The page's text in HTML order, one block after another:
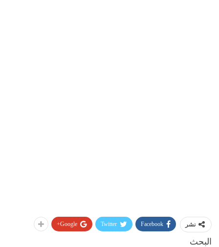
نشر Facebook
Twitter
Google+
البحث